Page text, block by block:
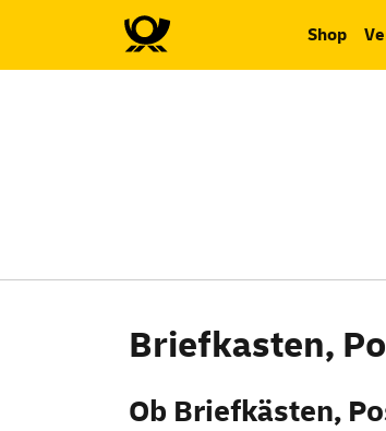
Shop
Briefkasten,
Ob Briefkästen,